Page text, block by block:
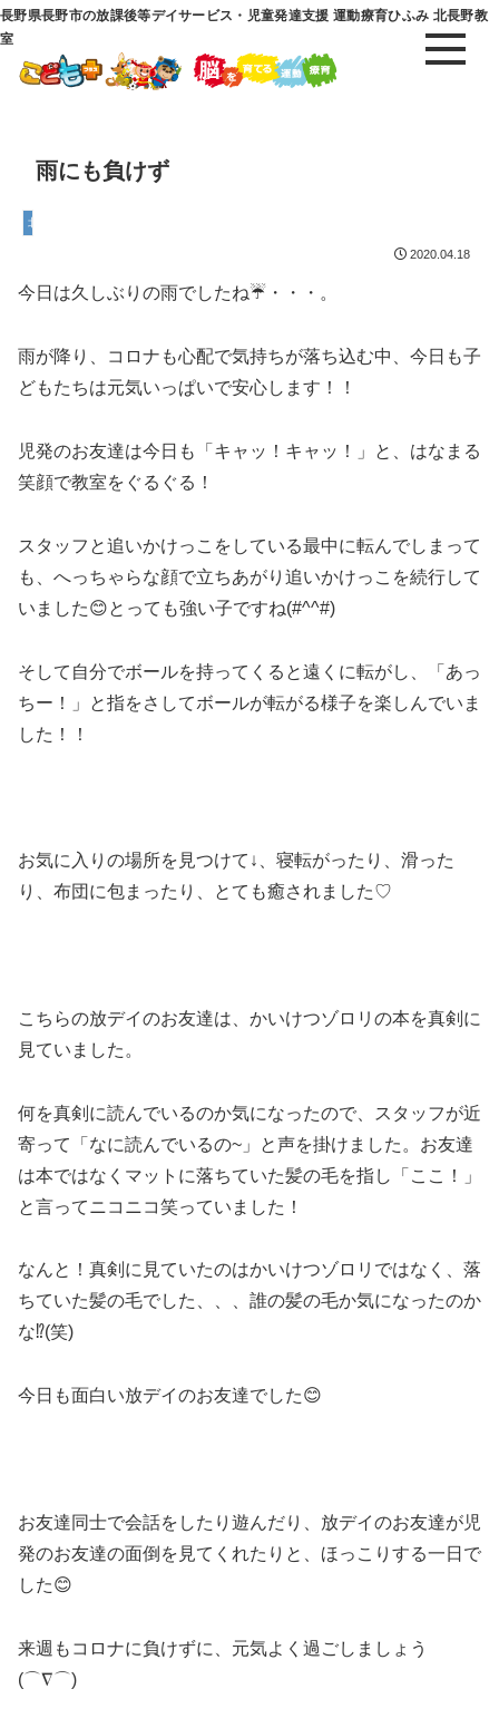
長野県長野市の放課後等デイサービス・児童発達支援 運動療育ひふみ 北長野教
室
雨にも負けず
北長野教室
2020.04.18
今日は久しぶりの雨でしたね☔・・・。
雨が降り、コロナも心配で気持ちが落ち込む中、今日も子
どもたちは元気いっぱいで安心します！！
児発のお友達は今日も「キャッ！キャッ！」と、はなまる
笑顔で教室をぐるぐる！
スタッフと追いかけっこをしている最中に転んでしまって
も、へっちゃらな顔で立ちあがり追いかけっこを続行して
いました😊とっても強い子ですね(#^^#)
そして自分でボールを持ってくると遠くに転がし、「あっ
ちー！」と指をさしてボールが転がる様子を楽しんでいま
した！！
お気に入りの場所を見つけて↓、寝転がったり、滑った
り、布団に包まったり、とても癒されました♡
こちらの放デイのお友達は、かいけつゾロリの本を真剣に
見ていました。
何を真剣に読んでいるのか気になったので、スタッフが近
寄って「なに読んでいるの~」と声を掛けました。お友達
は本ではなくマットに落ちていた髪の毛を指し「ここ！」
と言ってニコニコ笑っていました！
なんと！真剣に見ていたのはかいけつゾロリではなく、落
ちていた髪の毛でした、、、誰の髪の毛か気になったのか
な⁉(笑)
今日も面白い放デイのお友達でした😊
お友達同士で会話をしたり遊んだり、放デイのお友達が児
発のお友達の面倒を見てくれたりと、ほっこりする一日で
した😊
来週もコロナに負けずに、元気よく過ごしましょう
(⌒∇⌒)